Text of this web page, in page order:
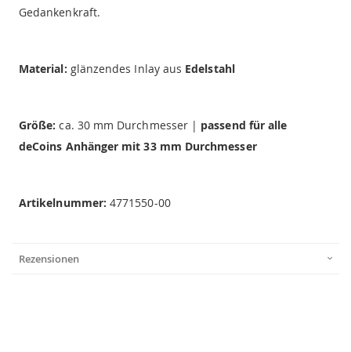
Gedankenkraft.
Material: glänzendes Inlay aus Edelstahl
Größe: ca. 30 mm Durchmesser | passend für alle
deCoins Anhänger mit 33 mm Durchmesser
Artikelnummer:4771550-00
Rezensionen